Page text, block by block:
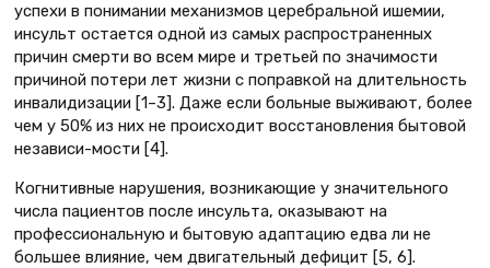
успехи в понимании механизмов церебральной ишемии,
инсульт остается одной из самых распространенных
причин смерти во всем мире и третьей по значимости
причиной потери лет жизни с поправкой на длительность
инвалидизации [1–3]. Даже если больные выживают, более
чем у 50% из них не происходит восстановления бытовой
независи-мости [4].
Когнитивные нарушения, возникающие у значительного
числа пациентов после инсульта, оказывают на
профессиональную и бытовую адаптацию едва ли не
большее влияние, чем двигательный дефицит [5, 6].